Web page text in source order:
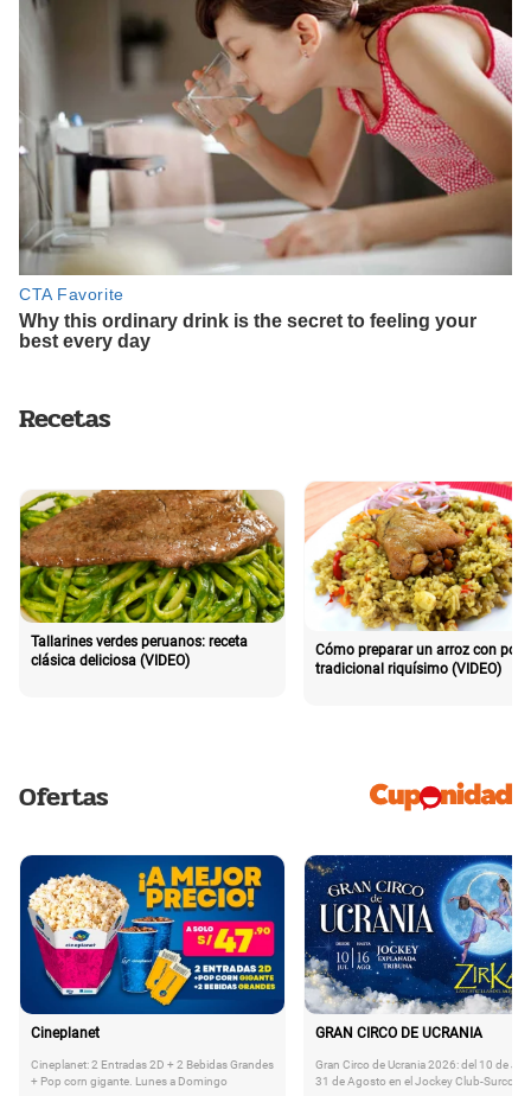
Recetas
Tallarines verdes peruanos: receta
clásica deliciosa (VIDEO)
Cómo preparar un arroz con pollo
tradicional riquísimo (VIDEO)
Ofertas
Cineplanet
Cineplanet: 2 Entradas 2D + 2 Bebidas Grandes
+ Pop corn gigante. Lunes a Domingo
GRAN CIRCO DE UCRANIA
Gran Circo de Ucrania 2026: del 10 de
31 de Agosto en el Jockey Club-Surco